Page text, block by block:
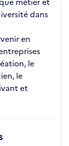
dans
en
le
le
et